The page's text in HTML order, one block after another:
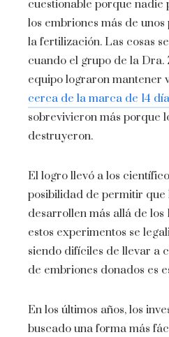
cuestionable porque nadie
los embriones más de
la fertilización. Las cosas
cuando el grupo de la
equipo lograron mantener
cerca de la marca de 14
sobrevivieron más porque
destruyeron.
El logro llevó a los
posibilidad de permitir que
desarrollen más allá de los
estos experimentos se
siendo difíciles de llevar a
de embriones donados es
En los últimos años, los
buscado una forma más